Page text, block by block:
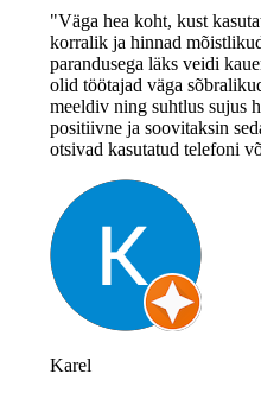
"Väga hea koht, kust
korralik ja hinnad
parandusega läks veidi
olid töötajad väga
meeldiv ning suhtlus sujus
positiivne ja soovitaksin
otsivad kasutatud telefoni
Karel